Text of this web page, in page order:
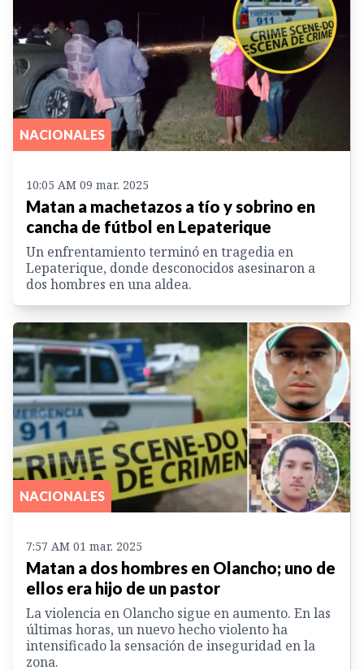
NACIONALES
10:05 AM 09 mar. 2025
Matan a machetazos a tío y sobrino en
cancha de fútbol en Lepaterique
Un enfrentamiento terminó en tragedia en
Lepaterique, donde desconocidos asesinaron a
dos hombres en una aldea.
NACIONALES
7:57 AM 01 mar. 2025
Matan a dos hombres en Olancho; uno de
ellos era hijo de un pastor
La violencia en Olancho sigue en aumento. En las
últimas horas, un nuevo hecho violento ha
intensificado la sensación de inseguridad en la
zona.